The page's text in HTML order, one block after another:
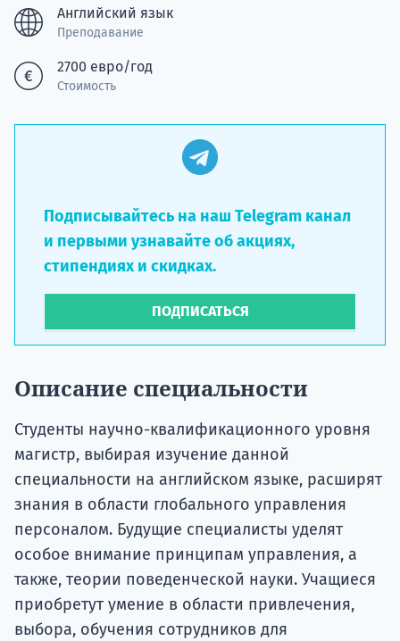
Английский язык
Преподавание
2700 евро/год
Стоимость
Подписывайтесь на наш Telegram канал
и первыми узнавайте об акциях,
стипендиях и скидках.
ПОДПИСАТЬСЯ
Описание специальности
Студенты научно-квалификационного уровня
магистр, выбирая изучение данной
специальности на английском языке, расширят
знания в области глобального управления
персоналом. Будущие специалисты уделят
особое внимание принципам управления, а
также, теории поведенческой науки. Учащиеся
приобретут умение в области привлечения,
выбора, обучения сотрудников для